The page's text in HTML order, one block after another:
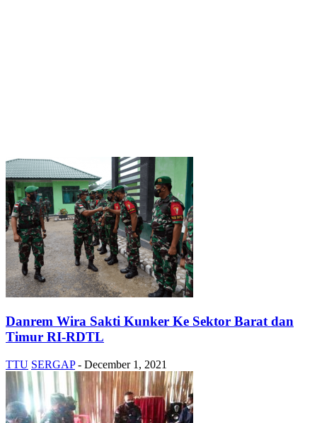
Danrem Wira Sakti Kunker Ke Sektor Barat dan
Timur RI-RDTL
TTU SERGAP - December 1, 2021